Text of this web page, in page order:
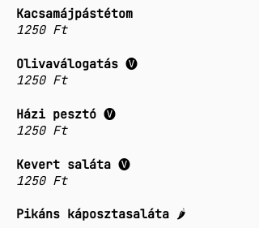
Kacsamájpástétom
1250 Ft
Olivaválogatás 🅥
1250 Ft
Házi pesztó 🅥
1250 Ft
Kevert saláta 🅥
1250 Ft
Pikáns káposztasaláta 🌶️